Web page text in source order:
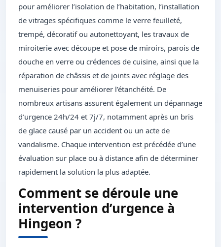
pour améliorer l’isolation de l’habitation, l’installation
de vitrages spécifiques comme le verre feuilleté,
trempé, décoratif ou autonettoyant, les travaux de
miroiterie avec découpe et pose de miroirs, parois de
douche en verre ou crédences de cuisine, ainsi que la
réparation de châssis et de joints avec réglage des
menuiseries pour améliorer l’étanchéité. De
nombreux artisans assurent également un dépannage
d’urgence 24h/24 et 7j/7, notamment après un bris
de glace causé par un accident ou un acte de
vandalisme. Chaque intervention est précédée d’une
évaluation sur place ou à distance afin de déterminer
rapidement la solution la plus adaptée.
Comment se déroule une
intervention d’urgence à
Hingeon ?